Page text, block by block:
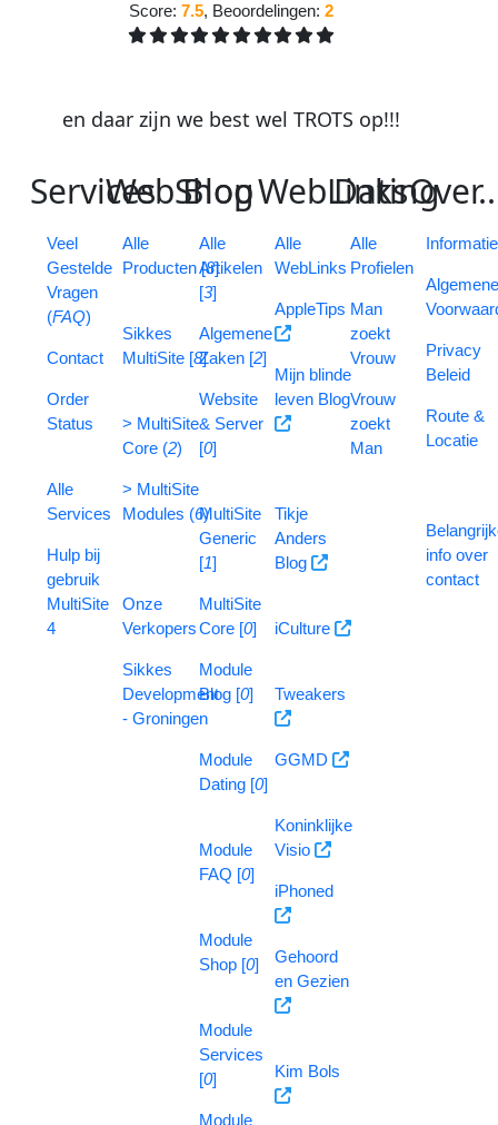
Score: 7.5, Beoordelingen: 2
en daar zijn we best wel TROTS op!!!
Services
Veel
Gestelde
Vragen
(FAQ)
Contact
Order
Status
Alle
Services
Hulp bij
gebruik
MultiSite
4
WebShop
Alle
Producten [8]
Sikkes
MultiSite [8]
> MultiSite
Core (2)
> MultiSite
Modules (6)
Onze
Verkopers
Sikkes
Development
- Groningen
Blog
Alle
Artikelen
[3]
Algemene
Zaken [2]
Website
& Server
[0]
MultiSite
Generic
[1]
MultiSite
Core [0]
Module
Blog [0]
Module
Dating [0]
Module
FAQ [0]
Module
Shop [0]
Module
Services
[0]
Module
WebLinks
Alle
WebLinks
AppleTips
Mijn blinde
leven Blog
Tikje
Anders
Blog
iCulture
Tweakers
GGMD
Koninklijke
Visio
iPhoned
Gehoord
en Gezien
Kim Bols
Dating
Alle
Profielen
Man
zoekt
Vrouw
Vrouw
zoekt
Man
Over..
Informatie
Privacy
Beleid
Route &
Locatie
info over
contact